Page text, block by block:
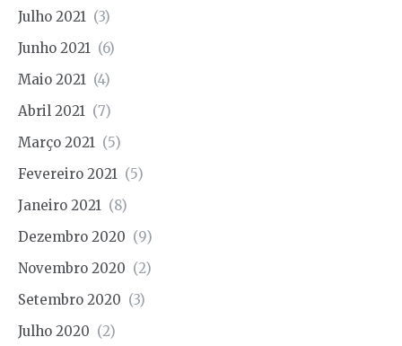
Julho 2021 (3)
Junho 2021 (6)
Maio 2021 (4)
Abril 2021 (7)
Março 2021 (5)
Fevereiro 2021 (5)
Janeiro 2021 (8)
Dezembro 2020 (9)
Novembro 2020 (2)
Setembro 2020 (3)
Julho 2020 (2)